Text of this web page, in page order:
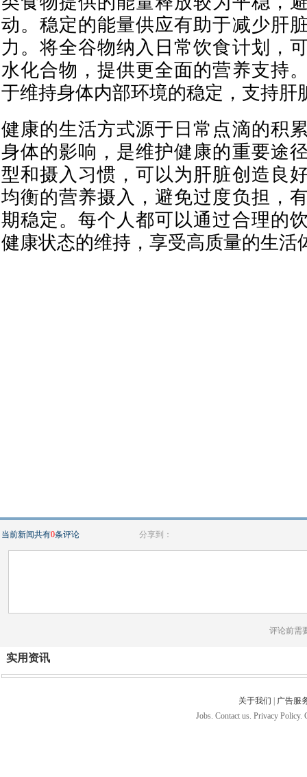
动。稳定的能量供应有助于减少肝
力。将全谷物纳入日常饮食计划，
水化合物，提供更全面的营养支持
于维持身体内部环境的稳定，支持肝
健康的生活方式源于日常点滴的积
身体的影响，是维护健康的重要途
型和摄入习惯，可以为肝脏创造良
均衡的营养摄入，避免过度负担，
期稳定。每个人都可以通过合理的
健康状态的维持，享受高质量的生活
当前新闻共有0条评论 分享到：
评论前需
实用资讯
关于我们
广告服
Jobs. Contact us. Privacy